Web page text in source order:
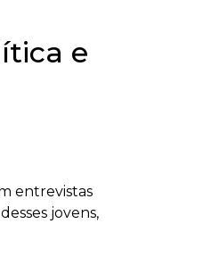
e
entrevistas
jovens,